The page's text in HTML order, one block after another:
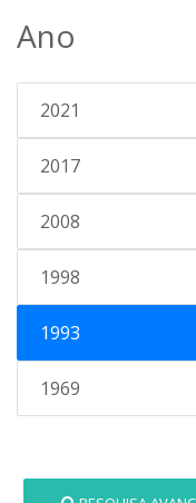
Ano
2021
2017
2008
1998
1993
1969